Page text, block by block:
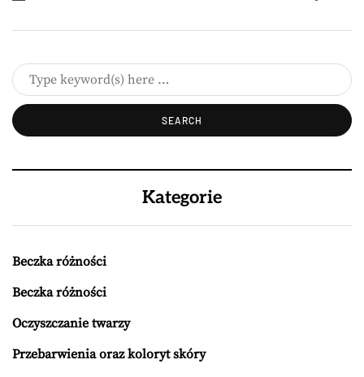
Kategorie
Beczka różności
Beczka różności
Oczyszczanie twarzy
Przebarwienia oraz koloryt skóry